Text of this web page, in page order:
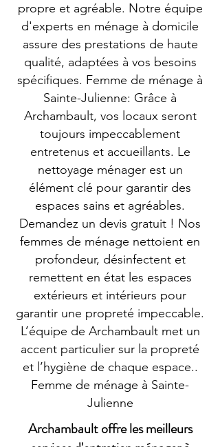
propre et agréable. Notre équipe
d'experts en ménage à domicile
assure des prestations de haute
qualité, adaptées à vos besoins
spécifiques. Femme de ménage à
Sainte-Julienne: Grâce à
Archambault, vos locaux seront
toujours impeccablement
entretenus et accueillants. Le
nettoyage ménager est un
élément clé pour garantir des
espaces sains et agréables.
Demandez un devis gratuit ! Nos
femmes de ménage nettoient en
profondeur, désinfectent et
remettent en état les espaces
extérieurs et intérieurs pour
garantir une propreté impeccable.
L’équipe de Archambault met un
accent particulier sur la propreté
et l’hygiène de chaque espace..
Femme de ménage à Sainte-
Julienne
Archambault offre les meilleurs